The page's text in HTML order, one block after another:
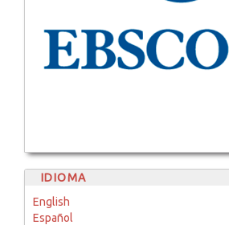
IDIOMA
English
Español